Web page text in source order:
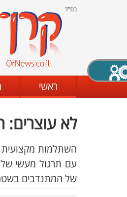
בס"ד
ראשי
לא עוצרים:
השתלמות מקצועית
עם תרגול מעשי של
של המתנדבים
X סגירה
מצב שחור - לבן קביעת
גופן קריא הגדלת